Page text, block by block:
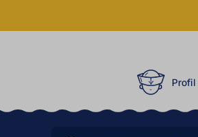
Profil